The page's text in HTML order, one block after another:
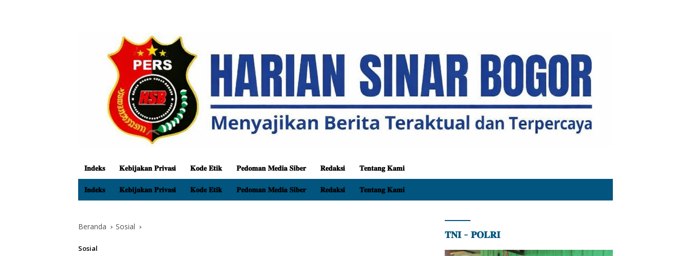
𝐈𝐧𝐝𝐞𝐤𝐬 𝐊𝐞𝐛𝐢𝐣𝐚𝐤𝐚𝐧 𝐏𝐫𝐢𝐯𝐚𝐬𝐢 𝐊𝐨𝐝𝐞 𝐄𝐭𝐢𝐤 𝐏𝐞𝐝𝐨𝐦𝐚𝐧 𝐌𝐞𝐝𝐢𝐚 𝐒𝐢𝐛𝐞𝐫 𝐑𝐞𝐝𝐚𝐤𝐬𝐢 𝐓𝐞𝐧𝐭𝐚𝐧𝐠 𝐊𝐚𝐦𝐢
𝐈𝐧𝐝𝐞𝐤𝐬 𝐊𝐞𝐛𝐢𝐣𝐚𝐤𝐚𝐧 𝐏𝐫𝐢𝐯𝐚𝐬𝐢 𝐊𝐨𝐝𝐞 𝐄𝐭𝐢𝐤 𝐏𝐞𝐝𝐨𝐦𝐚𝐧 𝐌𝐞𝐝𝐢𝐚 𝐒𝐢𝐛𝐞𝐫 𝐑𝐞𝐝𝐚𝐤𝐬𝐢 𝐓𝐞𝐧𝐭𝐚𝐧𝐠 𝐊𝐚𝐦𝐢
Beranda Sosial
Sosial
𝐓𝐍𝐈 – 𝐏𝐎𝐋𝐑𝐈